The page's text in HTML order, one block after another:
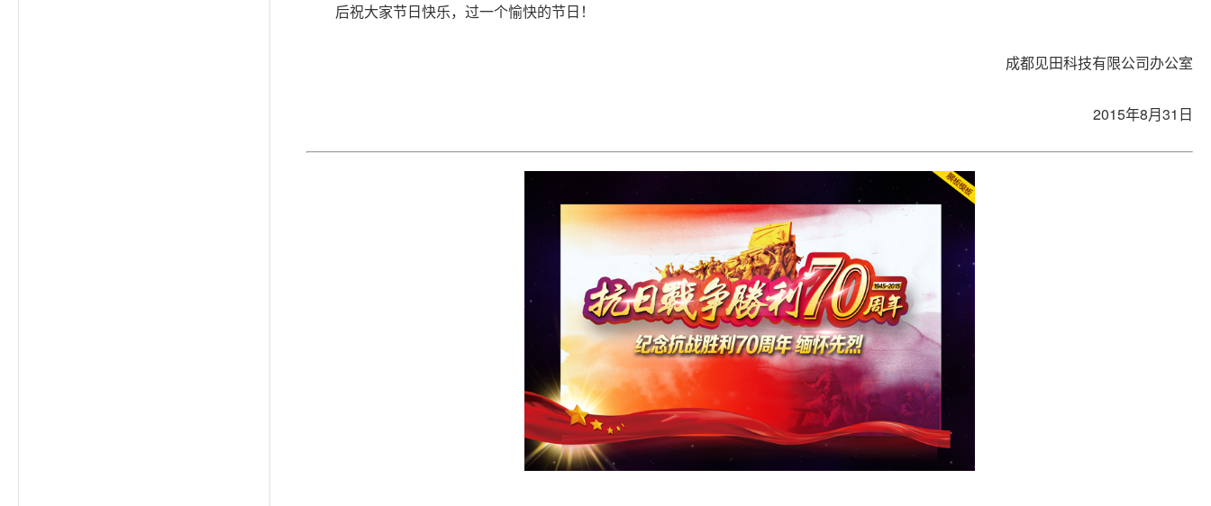
后祝大家节日快乐，过一个愉快的节日！
成都见田科技有限公司办公室
2015年8月31 日